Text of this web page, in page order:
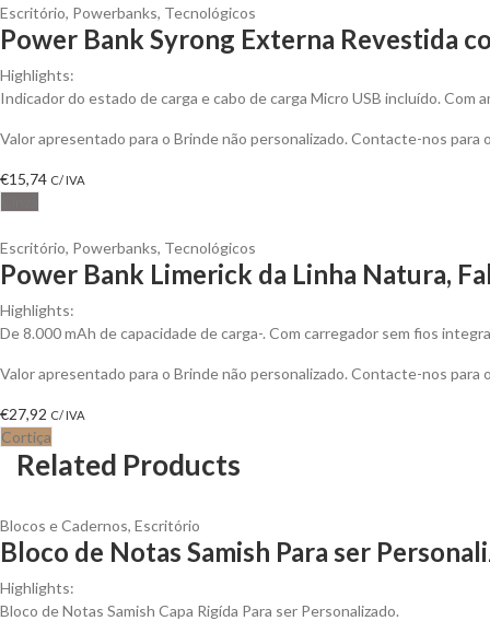
Escritório, Powerbanks, Tecnológicos
Power Bank Syrong Externa Revestida
Highlights:
Indicador do estado de carga e cabo de carga Micro USB incluído.
Valor apresentado para o Brinde não personalizado. Contacte-nos
€15,74 C/ IVA
Escritório, Powerbanks, Tecnológicos
Power Bank Limerick da Linha Natura,
Highlights:
De 8.000 mAh de capacidade de carga-. Com carregador sem fios
Valor apresentado para o Brinde não personalizado. Contacte-nos
€27,92 C/ IVA
Cortiça
Related Products
Blocos e Cadernos, Escritório
Bloco de Notas Samish Para ser
Highlights:
Bloco de Notas Samish Capa Rigída Para ser Personalizado.